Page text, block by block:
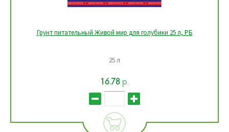
Грунт питательный Живой мир для голубики 25 л, РБ
25 л
16.78р.